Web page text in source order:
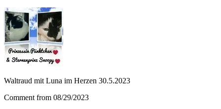
Waltraud mit Luna im Herzen 30.5.2023
Comment from 08/29/2023